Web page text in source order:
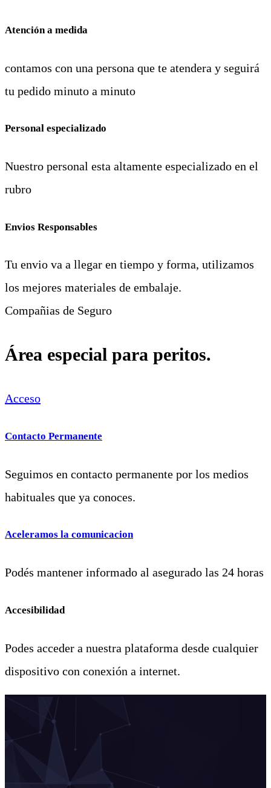
Atención a medida
contamos con una persona que te atendera y seguirá
tu pedido minuto a minuto
Personal especializado
Nuestro personal esta altamente especializado en el
rubro
Envios Responsables
Tu envio va a llegar en tiempo y forma, utilizamos
los mejores materiales de embalaje.
Compañias de Seguro
Área especial para peritos.
Acceso
Contacto Permanente
Seguimos en contacto permanente por los medios
habituales que ya conoces.
Aceleramos la comunicacion
Podés mantener informado al asegurado las 24 horas
Accesibilidad
Podes acceder a nuestra plataforma desde cualquier
dispositivo con conexión a internet.